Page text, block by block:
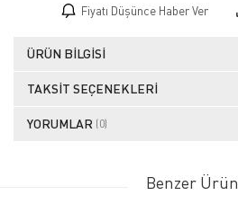
Fiyatı Düşünce Haber Ver
ÜRÜN BILGISI
TAKSIT SEÇENEKLERI
YORUMLAR (0)
Benzer